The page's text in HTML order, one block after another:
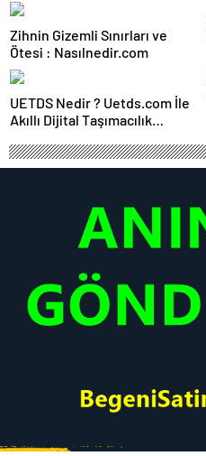
Zihnin Gizemli Sınırları ve
Ötesi : Nasılnedir.com
UETDS Nedir ? Uetds.com İle
Akıllı Dijital Taşımacılık